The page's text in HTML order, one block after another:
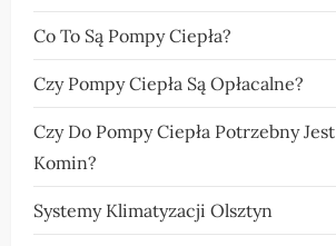
Co To Są Pompy Ciepła?
Czy Pompy Ciepła Są Opłacalne?
Czy Do Pompy Ciepła Potrzebny Jest
Komin?
Systemy Klimatyzacji Olsztyn